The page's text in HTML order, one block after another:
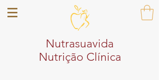
Nutrasuavida
Nutrição Clínica